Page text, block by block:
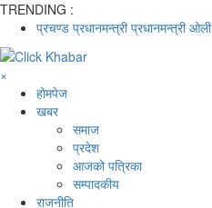
TRENDING :
प्रचण्ड प्रधानमन्त्री प्रधानमन्त्री ओली
×
होमपेज
खबर
समाज
प्रदेश
आजको पत्रिका
सम्पादकीय
राजनीति